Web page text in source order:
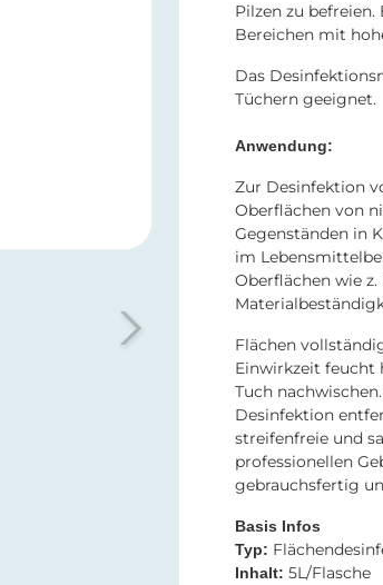
Pilzen zu
Bereichen mit
Das
Tüchern geeignet.
Anwendung:
Zur Desinfektion
Oberflächen von
Gegenständen in
im
Oberflächen wie
Flächen
Einwirkzeit feucht
Tuch
Desinfektion
streifenfreie und
professionellen
gebrauchsfertig
Basis Infos
Typ:
Inhalt: 5L/Flasche